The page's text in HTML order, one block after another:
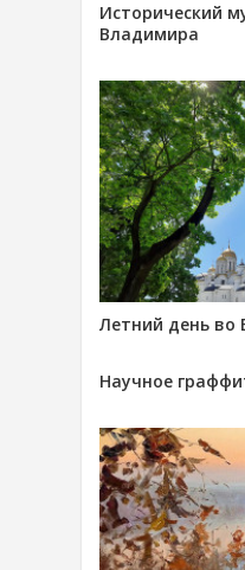
Исторический
Владимира
Летний день во
Научное